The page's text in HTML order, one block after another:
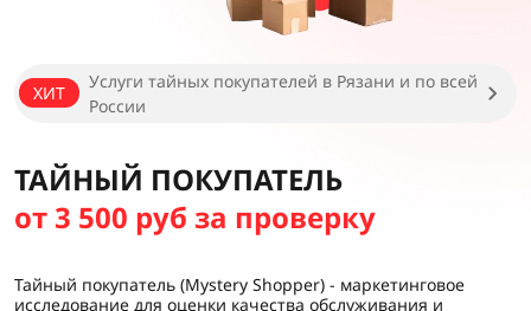
ХИТ
Услуги тайных покупателей в Рязани и по всей
России
ТАЙНЫЙ ПОКУПАТЕЛЬ
от 3 500 руб за проверку
Тайный покупатель (Mystery Shopper) - маркетинговое
исследование для оценки качества обслуживания и